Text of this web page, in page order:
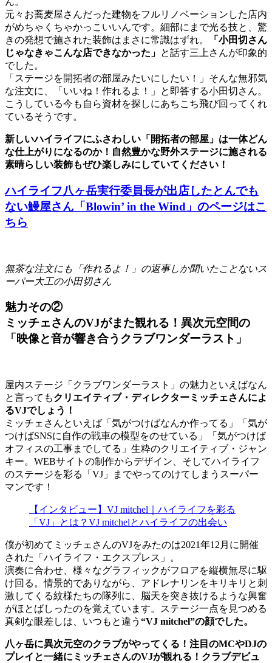
元々お蕎麦屋さんだった建物をフルリノベーションした店内
がめちゃくちゃかっこいいんです。細部にまで光る技と、驚
きの発想で施された装飾はまさに常識はずれ。
「小田切さん
じゃなきゃこんな店できなかった」 と話す三上さんが印象的
でした。
「ステージを開拓者の部屋みたいにしたい！」そんな無邪気
な注文に、「いいね！作れるよ！」と即答する小田切さん。
こうしている今も自ら資材を探しにあちこち飛び回ってくれ
ているそうです。
新しいハイライフにふさわしい「開拓者の部屋」は一体どん
な仕上がりになるのか！自然豊かな野外ステージに施される
素晴らしい装飾もぜひ楽しみにしていてください！
ハイライフ八ヶ岳実行委員長が出店したとんでも
ない鰻屋さん「Blowin’ in the Wind」のページはこ
ちら
無茶な注文にも「作れるよ！」の返事しか聞いたことないス
ーパー大工の小田切さん
魅力その②
ミッチェさんのVJがまた観れる！異次元空間の
「映像と音が響き合うクラブワンダーラスト」
屋内ステージ「クラブワンダーラスト」の魅力といえばなん
と言ってもクリエイティブ・ディレクターミッチェさんによ
るVJでしょう！
ミッチェさんといえば「気がつけばなんか作ってる」「気が
つけばSNSに自作の戦車の模型をのせている」「気がつけば
オフィスの工事までしてる」生粋のクリエイティブ・ジャン
キー。WEBサイトの制作からデザイン、そしてハイライフ
のステージを彩る「VJ」までやってのけてしまうスーパー
マンです！
【インタビュー】VJ mitchel｜ハイライフを彩る
「VJ」とは？VJ mitchelとハイライフの出会い
僕が初めてミッチェさんのVJをみたのは2021年12月に開催
された「ハイライフ・エクスプレス」。
演奏に合わせ、様々なグラフィックがフロアを縦横無尽に駆
け回る。情景的でありながら、アドレナリンをキリキリと刺
激してくる紋様たちの隊列に、脳天を突き抜けるような興奮
がほとばしったのを覚えています。ステージ一点を見つめる
真剣な眼差しは、いつもと違う “VJ mitchel”の顔でした。
八ヶ岳に異次元空のクラブがやってくる！注目のMCやDJの
プレイと一緒にミッチェさんのVJが観れる！クラブデビュ